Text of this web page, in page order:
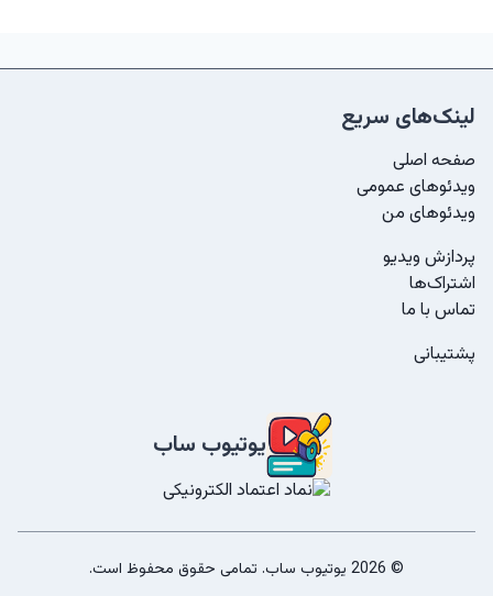
لینک‌های سریع
صفحه اصلی
ویدئو‌های عمومی
ویدئو‌های من
پردازش ویدیو
اشتراک‌ها
تماس با ما
پشتیبانی
یوتیوب ساب
©
2026 یوتیوب ساب. تمامی حقوق محفوظ است.